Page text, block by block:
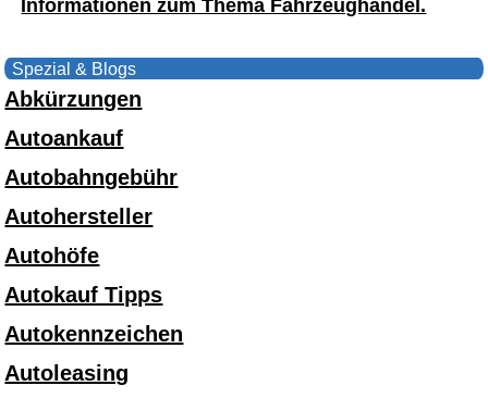
Informationen zum Thema Fahrzeughandel.
Spezial & Blogs
Abkürzungen
Autoankauf
Autobahngebühr
Autohersteller
Autohöfe
Autokauf Tipps
Autokennzeichen
Autoleasing